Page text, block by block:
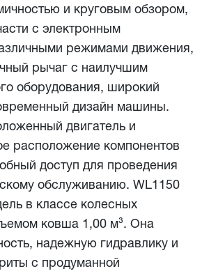
и круговым обзором,
с электронным
режимами движения,
рычаг с наилучшим
оборудования, широкий
дизайн машины.
двигатель и
расположение компонентов
доступ для проведения
обслуживанию. WL1150
в классе колесных
ковша 1,00 м³. Она
надежную гидравлику и
с продуманной